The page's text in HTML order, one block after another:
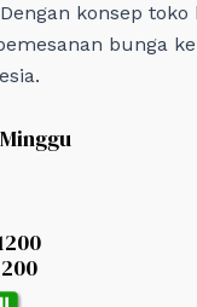
konsep
bunga